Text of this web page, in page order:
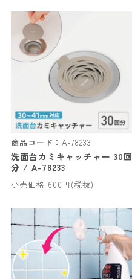
商品コード： A-78233
洗面台カミキャッチャー 30回
分 / A-78233
小売価格 600円(税抜)